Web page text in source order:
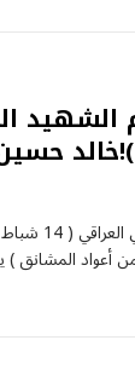
الشهيد
دعوة بمناسبة
المشانق )